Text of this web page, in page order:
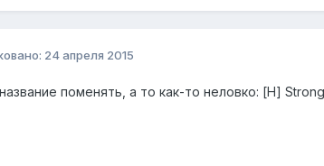
24 апреля 2015
поменять, а то как-то неловко: [H]